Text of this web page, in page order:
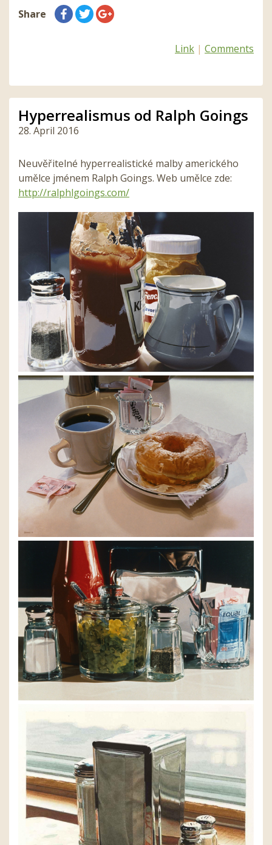
Share
Link | Comments
Hyperrealismus od Ralph Goings
28. April 2016
Neuvěřitelné hyperrealistické malby amerického
umělce jménem Ralph Goings. Web umělce zde:
http://ralphlgoings.com/